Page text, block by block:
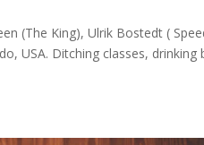
(The King), Ulrik Bostedt (
USA. Ditching classes,